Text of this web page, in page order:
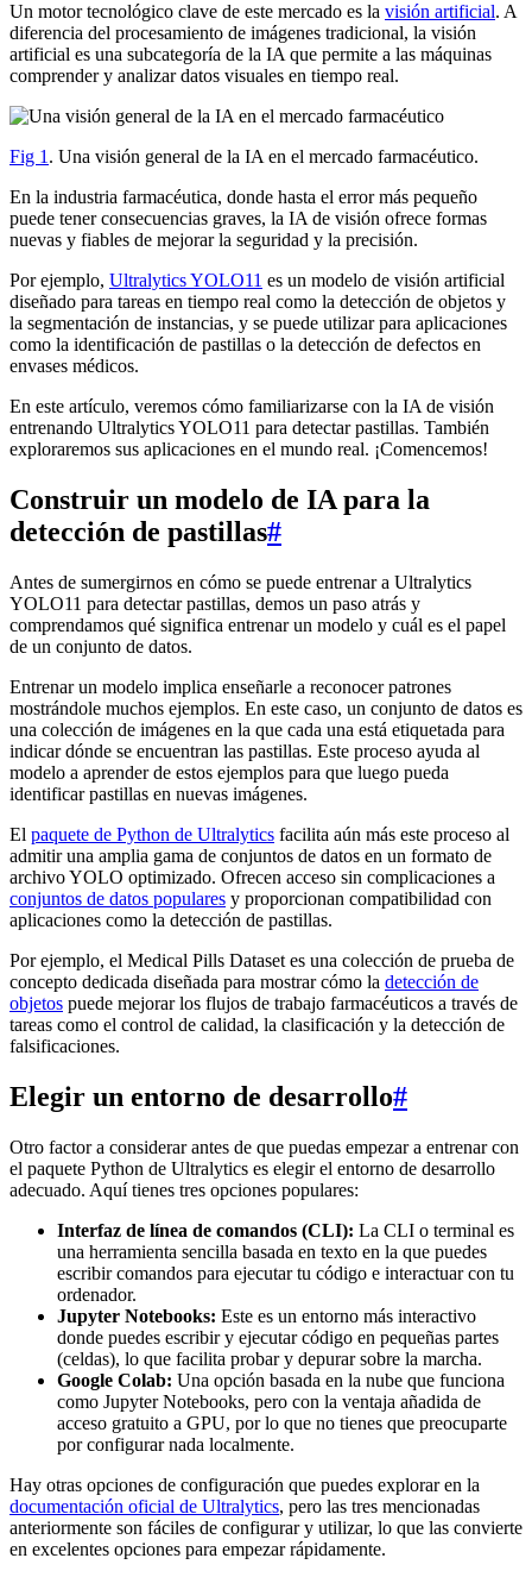
Un motor tecnológico clave de este mercado es la visión artificial. A
diferencia del procesamiento de imágenes tradicional, la visión
artificial es una subcategoría de la IA que permite a las máquinas
comprender y analizar datos visuales en tiempo real.
Fig 1 . Una visión general de la IA en el mercado farmacéutico.
En la industria farmacéutica, donde hasta el error más pequeño
puede tener consecuencias graves, la IA de visión ofrece formas
nuevas y fiables de mejorar la seguridad y la precisión.
Por ejemplo, Ultralytics YOLO11 es un modelo de visión artificial
diseñado para tareas en tiempo real como la detección de objetos y
la segmentación de instancias, y se puede utilizar para aplicaciones
como la identificación de pastillas o la detección de defectos en
envases médicos.
En este artículo, veremos cómo familiarizarse con la IA de visión
entrenando Ultralytics YOLO11 para detectar pastillas. También
exploraremos sus aplicaciones en el mundo real. ¡Comencemos!
Construir un modelo de IA para la
detección de pastillas#
Antes de sumergirnos en cómo se puede entrenar a Ultralytics
YOLO11 para detectar pastillas, demos un paso atrás y
comprendamos qué significa entrenar un modelo y cuál es el papel
de un conjunto de datos.
Entrenar un modelo implica enseñarle a reconocer patrones
mostrándole muchos ejemplos. En este caso, un conjunto de datos es
una colección de imágenes en la que cada una está etiquetada para
indicar dónde se encuentran las pastillas. Este proceso ayuda al
modelo a aprender de estos ejemplos para que luego pueda
identificar pastillas en nuevas imágenes.
El paquete de Python de Ultralytics facilita aún más este proceso al
admitir una amplia gama de conjuntos de datos en un formato de
archivo YOLO optimizado. Ofrecen acceso sin complicaciones a
conjuntos de datos populares y proporcionan compatibilidad con
aplicaciones como la detección de pastillas.
Por ejemplo, el Medical Pills Dataset es una colección de prueba de
concepto dedicada diseñada para mostrar cómo la detección de
objetos puede mejorar los flujos de trabajo farmacéuticos a través de
tareas como el control de calidad, la clasificación y la detección de
falsificaciones.
Elegir un entorno de desarrollo#
Otro factor a considerar antes de que puedas empezar a entrenar con
el paquete Python de Ultralytics es elegir el entorno de desarrollo
adecuado. Aquí tienes tres opciones populares:
Interfaz de línea de comandos (CLI): La CLI o terminal es
una herramienta sencilla basada en texto en la que puedes
escribir comandos para ejecutar tu código e interactuar con tu
ordenador.
Jupyter Notebooks: Este es un entorno más interactivo
donde puedes escribir y ejecutar código en pequeñas partes
(celdas), lo que facilita probar y depurar sobre la marcha.
Google Colab: Una opción basada en la nube que funciona
como Jupyter Notebooks, pero con la ventaja añadida de
acceso gratuito a GPU, por lo que no tienes que preocuparte
por configurar nada localmente.
Hay otras opciones de configuración que puedes explorar en la
documentación oficial de Ultralytics, pero las tres mencionadas
anteriormente son fáciles de configurar y utilizar, lo que las convierte
en excelentes opciones para empezar rápidamente.